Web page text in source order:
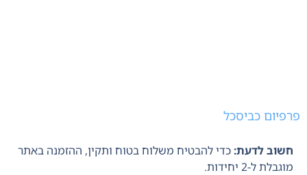
פרפיום כביסכל
חשוב לדעת: כדי להבטיח משלוח בטוח ותקין, ההזמנה באתר
מוגבלת ל-2 יחידות.